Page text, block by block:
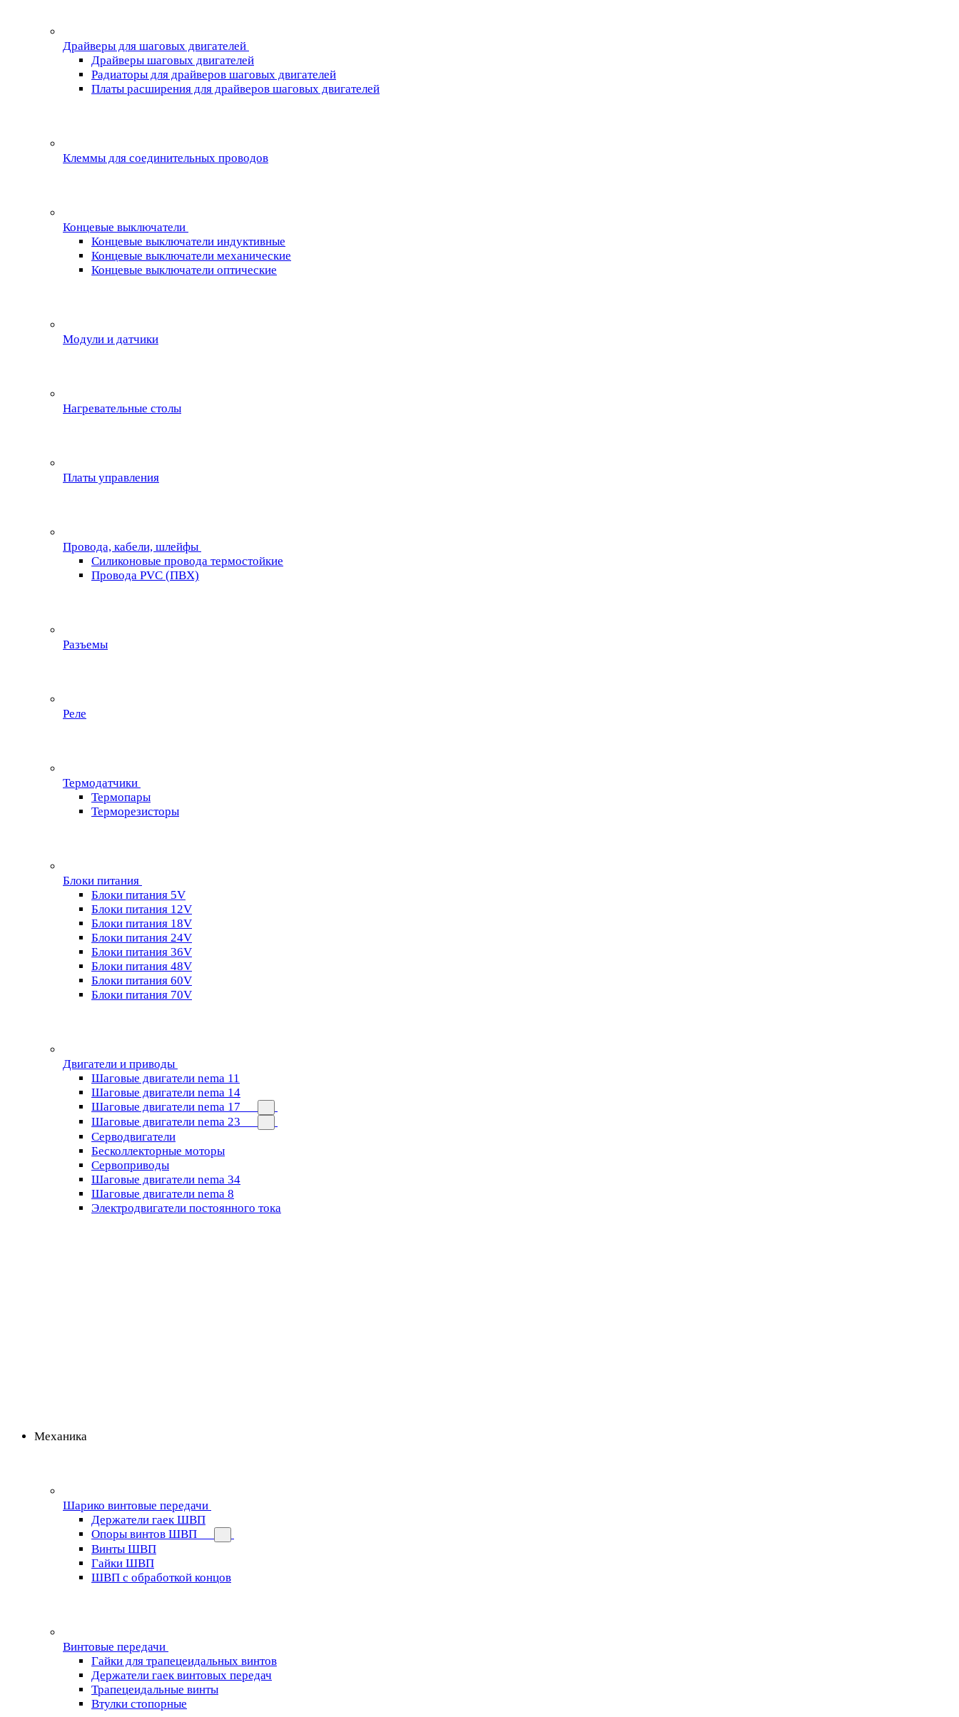
Драйверы для шаговых двигателей
Драйверы шаговых двигателей
Радиаторы для драйверов шаговых двигателей
Платы расширения для драйверов шаговых двигателей
Клеммы для соединительных проводов
Концевые выключатели
Концевые выключатели индуктивные
Концевые выключатели механические
Концевые выключатели оптические
Модули и датчики
Нагревательные столы
Платы управления
Провода, кабели, шлейфы
Силиконовые провода термостойкие
Провода PVC (ПВХ)
Разъемы
Реле
Термодатчики
Термопары
Терморезисторы
Блоки питания
Блоки питания 5V
Блоки питания 12V
Блоки питания 18V
Блоки питания 24V
Блоки питания 36V
Блоки питания 48V
Блоки питания 60V
Блоки питания 70V
Двигатели и приводы
Шаговые двигатели nema 11
Шаговые двигатели nema 14
Шаговые двигатели nema 17
Шаговые двигатели nema 23
Cерводвигатели
Бесколлекторные моторы
Сервоприводы
Шаговые двигатели nema 34
Шаговые двигатели nema 8
Электродвигатели постоянного тока
Механика
Шарико винтовые передачи
Держатели гаек ШВП
Опоры винтов ШВП
Винты ШВП
Гайки ШВП
ШВП с обработкой концов
Винтовые передачи
Гайки для трапецеидальных винтов
Держатели гаек винтовых передач
Трапецеидальные винты
Втулки стопорные